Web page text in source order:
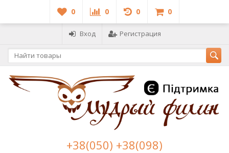
0 0 0 0
Вход Регистрация
+38(050) +38(098)